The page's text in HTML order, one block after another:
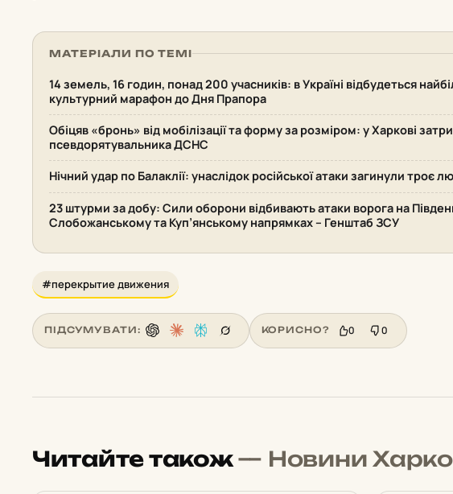
МАТЕРІАЛИ ПО ТЕМІ
14 земель, 16 годин, понад 200 учасників: в Україні відбудеться
культурний марафон до Дня Прапора
Обіцяв «бронь» від мобілізації та форму за розміром: у Харкові
псевдорятувальника ДСНС
Нічний удар по Балаклії: унаслідок російської атаки загинули троє
23 штурми за добу: Сили оборони відбивають атаки ворога на
Слобожанському та Куп’янському напрямках – Генштаб ЗСУ
#перекрытие движения
ПІДСУМУВАТИ: КОРИСНО? 0 0
Читайте також— Новини